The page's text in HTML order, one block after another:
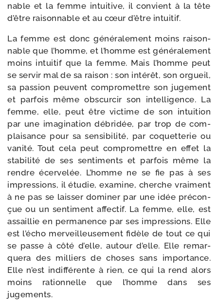
nable et la femme intui­tive, il convient à la tête
d’être rai­son­nable et au cœur d’être intuitif.
La femme est donc géné­ra­le­ment moins rai­son­
nable que l’homme, et l’homme est géné­ra­le­ment
moins intui­tif que la femme. Mais l’homme peut
se ser­vir mal de sa rai­son : son inté­rêt, son orgueil,
sa pas­sion peuvent com­pro­mettre son juge­ment
et par­fois même obs­cur­cir son intel­li­gence. La
femme, elle, peut être vic­time de son intui­tion
par une ima­gi­na­tion débri­dée, par trop de com­
plai­sance pour sa sen­si­bi­li­té, par coquet­te­rie ou
vani­té. Tout cela peut com­pro­mettre en effet la
sta­bi­li­té de ses sen­ti­ments et par­fois même la
rendre écer­ve­lée. L’homme ne se fie pas à ses
impres­sions, il étu­die, exa­mine, cherche vrai­ment
à ne pas se lais­ser domi­ner par une idée pré­con­
çue ou un sen­ti­ment affec­tif. La femme, elle, est
assaillie en per­ma­nence par ses impres­sions. Elle
est l’écho mer­veilleu­se­ment fidèle de tout ce qui
se passe à côté d’elle, autour d’elle. Elle remar­
que­ra des mil­liers de choses sans impor­tance.
Elle n’est indif­fé­rente à rien, ce qui la rend alors
moins ration­nelle que l’homme dans ses
jugements.